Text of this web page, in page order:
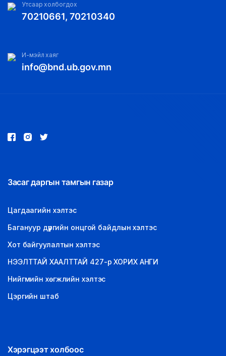
Утсаар холбогдох
70210661, 70210340
И-мэйл хаяг
info@bnd.ub.gov.mn
Засаг даргын тамгын газар
Цагдаагийн хэлтэс
Багануур дүүргийн онцгой байдлын хэлтэс
Хот байгуулалтын хэлтэс
НЭЭЛТТАЙ ХААЛТТАЙ 427-р ХОРИХ АНГИ
Нийгмийн хөгжлийн хэлтэс
Цэргийн штаб
Хэрэгцээт холбоос